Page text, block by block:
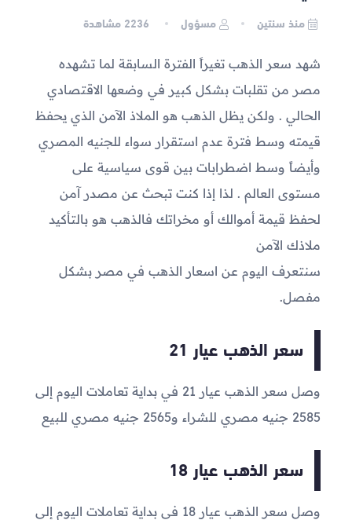
منذ سنتين مسؤول مشاهدة
شهد سعر الذهب تغيراً الفترة السابقة لما تشهده
مصر من تقلبات بشكل كبير في وضعها الاقتصادي
الحالي . ولكن يظل الذهب هو الملاذ الآمن الذي يحفظ
قيمته وسط فترة عدم استقرار سواء للجنيه المصري
وأيضاً وسط اضطرابات بين قوى سياسية على
مستوى العالم . لذا إذا كنت تبحث عن مصدر آمن
لحفظ قيمة أموالك أو مخراتك فالذهب هو بالتأكيد
ملاذك الآمن
سنتعرف اليوم عن اسعار الذهب في مصر بشكل
مفصل.
سعر الذهب عيار 21
وصل سعر الذهب عيار 21 في بداية تعاملات اليوم إلى
2585 جنيه مصري للشراء و2565 جنيه مصري للبيع
سعر الذهب عيار 18
وصل سعر الذهب عيار 18 في بداية تعاملات اليوم إلى